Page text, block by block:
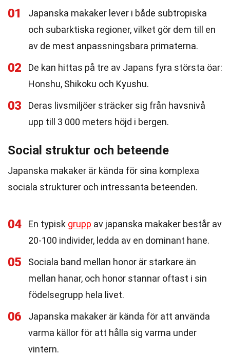
01
Japanska makaker lever i både subtropiska
och subarktiska regioner, vilket gör dem till en
av de mest anpassningsbara primaterna.
02
De kan hittas på tre av Japans fyra största öar:
Honshu, Shikoku och Kyushu.
03
Deras livsmiljöer sträcker sig från havsnivå
upp till 3 000 meters höjd i bergen.
Social struktur och beteende
Japanska makaker är kända för sina komplexa
sociala strukturer och intressanta beteenden.
04 En typisk grupp av japanska makaker består av
20-100 individer, ledda av en dominant hane.
05
Sociala band mellan honor är starkare än
mellan hanar, och honor stannar oftast i sin
födelsegrupp hela livet.
06
Japanska makaker är kända för att använda
varma källor för att hålla sig varma under
vintern.